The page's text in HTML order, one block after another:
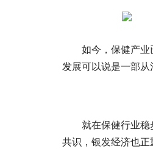
如今，保健产
发展可以说是一部从
就在保健行业稳
共识，银发经济也